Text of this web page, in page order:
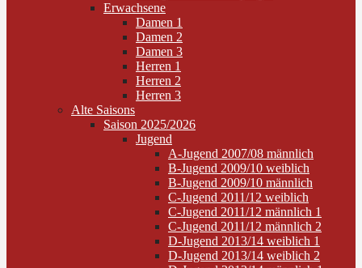
Erwachsene
Damen 1
Damen 2
Damen 3
Herren 1
Herren 2
Herren 3
Alte Saisons
Saison 2025/2026
Jugend
A-Jugend 2007/08 männlich
B-Jugend 2009/10 weiblich
B-Jugend 2009/10 männlich
C-Jugend 2011/12 weiblich
C-Jugend 2011/12 männlich 1
C-Jugend 2011/12 männlich 2
D-Jugend 2013/14 weiblich 1
D-Jugend 2013/14 weiblich 2